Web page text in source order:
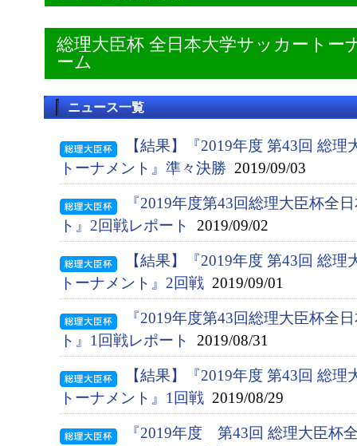
総理大臣杯 全日本大学サッカート
ーム
ニュース一覧
【結果】『2019年度 第43回 総
トーナメント』準々決勝 2019/09/03
『2019年度第43回総理大臣杯全
ト』2回戦レポート
2019/09/02
【結果】『2019年度 第43回 総
トーナメント』2回戦 2019/09/01
『2019年度第43回総理大臣杯全
ト』1回戦レポート
2019/08/31
【結果】『2019年度 第43回 総
トーナメント』1回戦 2019/08/29
『2019年度 第43回 総理大臣杯